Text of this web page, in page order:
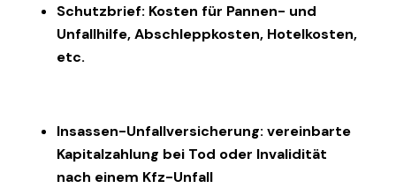
Schutzbrief: Kosten für Pannen- und
Unfallhilfe, Abschleppkosten, Hotelkosten,
etc.
Insassen-Unfallversicherung: vereinbarte
Kapitalzahlung bei Tod oder Invalidität
nach einem Kfz-Unfall